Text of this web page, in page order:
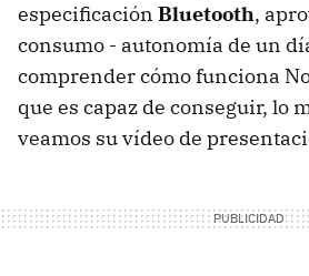
especificación Bluetooth,
consumo - autonomía de un
comprender cómo funciona
que es capaz de conseguir, lo
veamos su vídeo de